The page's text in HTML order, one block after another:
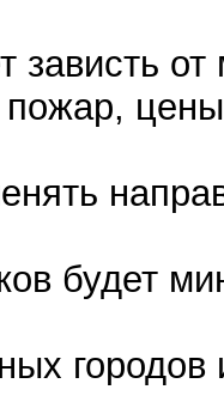
зависть
пожар,
будет